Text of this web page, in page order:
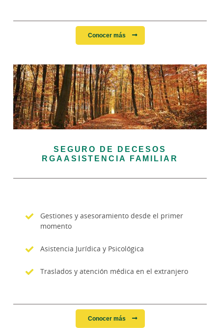
Conocer más
SEGURO DE DECESOS
RGAASISTENCIA FAMILIAR
Gestiones y asesoramiento desde el primer
momento
Asistencia Jurídica y Psicológica
Traslados y atención médica en el extranjero
Conocer más